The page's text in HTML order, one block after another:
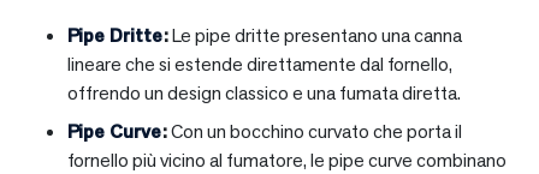
Pipe Dritte:Le pipe dritte presentano una canna
lineare che si estende direttamente dal fornello,
offrendo un design classico e una fumata diretta.
Pipe Curve:Con un bocchino curvato che porta il
fornello più vicino al fumatore, le pipe curve combinano